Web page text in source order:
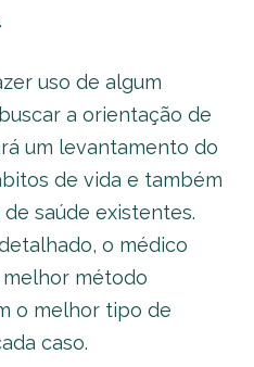
uso de algum
a orientação de
um levantamento do
de vida e também
saúde existentes.
o médico
método
o melhor tipo de
caso.